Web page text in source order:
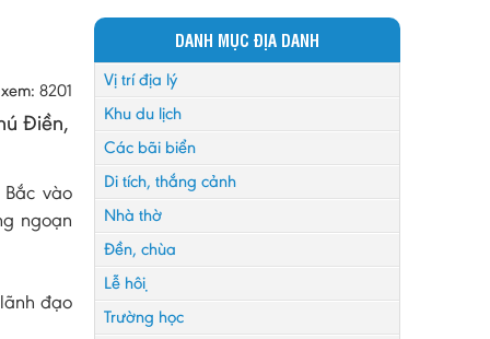
8201
Điền,
vào
ngoạn
đạo
DANH MỤC ĐỊA DANH
Vị trí địa lý
Khu du lịch
Các bãi biển
Di tích, thắng cảnh
Nhà thờ
Đền, chùa
Lễ hội
Trường học